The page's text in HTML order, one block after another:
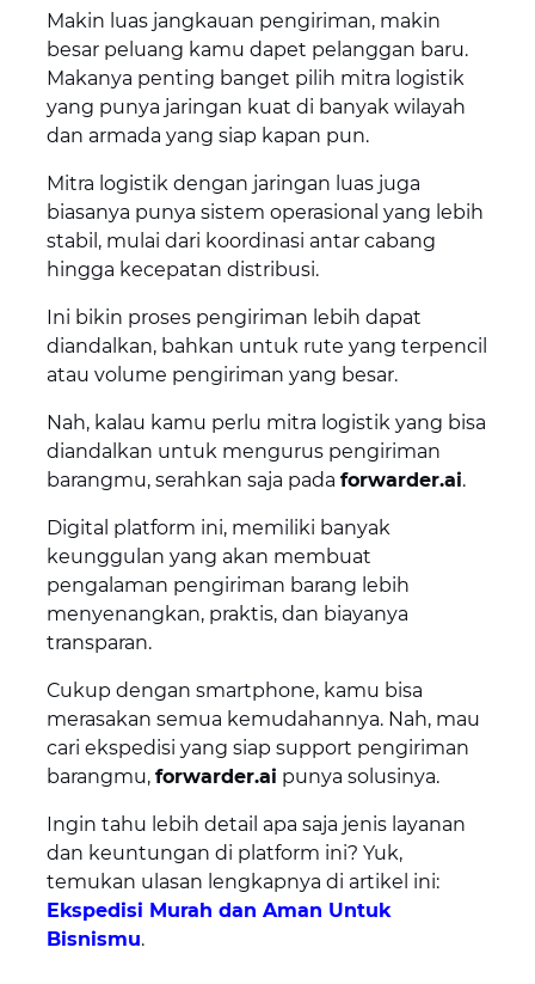
Makin luas jangkauan pengiriman, makin
besar peluang kamu dapet pelanggan baru.
Makanya penting banget pilih mitra logistik
yang punya jaringan kuat di banyak wilayah
dan armada yang siap kapan pun.
Mitra logistik dengan jaringan luas juga
biasanya punya sistem operasional yang lebih
stabil, mulai dari koordinasi antar cabang
hingga kecepatan distribusi.
Ini bikin proses pengiriman lebih dapat
diandalkan, bahkan untuk rute yang terpencil
atau volume pengiriman yang besar.
Nah, kalau kamu perlu mitra logistik yang bisa
diandalkan untuk mengurus pengiriman
barangmu, serahkan saja pada forwarder.ai.
Digital platform ini, memiliki banyak
keunggulan yang akan membuat
pengalaman pengiriman barang lebih
menyenangkan, praktis, dan biayanya
transparan.
Cukup dengan smartphone, kamu bisa
merasakan semua kemudahannya. Nah, mau
cari ekspedisi yang siap support pengiriman
barangmu, forwarder.ai punya solusinya.
Ingin tahu lebih detail apa saja jenis layanan
dan keuntungan di platform ini? Yuk,
temukan ulasan lengkapnya di artikel ini:
Ekspedisi Murah dan Aman Untuk
Bisnismu.